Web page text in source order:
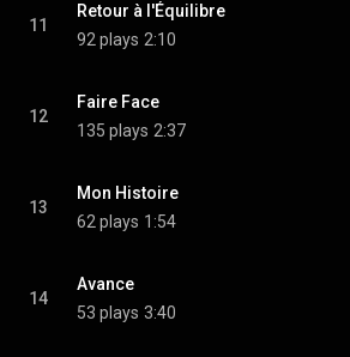
11
Retour à l'Équilibre
92 plays 2:10
12
Faire Face
135 plays 2:37
13
Mon Histoire
62 plays 1:54
14
Avance
53 plays 3:40